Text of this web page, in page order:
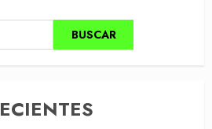
BUSCAR